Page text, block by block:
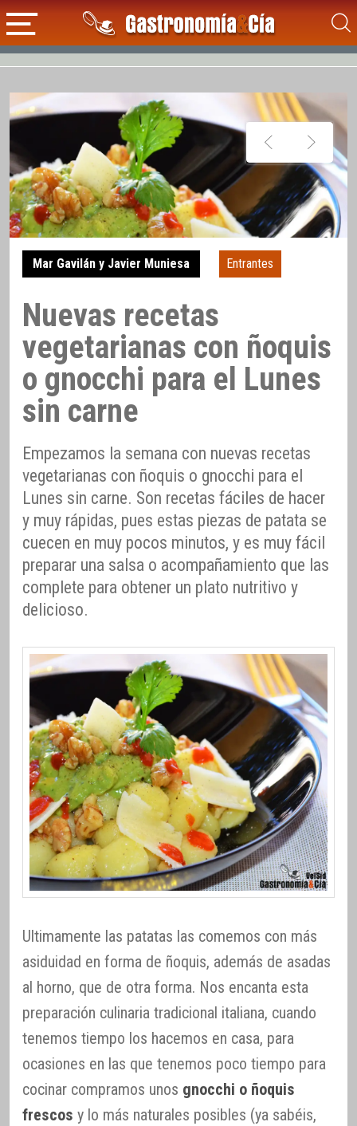
Mar Gavilán y Javier Muniesa Entrantes
Nuevas recetas
vegetarianas con ñoquis
o gnocchi para el Lunes
sin carne
Empezamos la semana con nuevas recetas
vegetarianas con ñoquis o gnocchi para el
Lunes sin carne. Son recetas fáciles de hacer
y muy rápidas, pues estas piezas de patata se
cuecen en muy pocos minutos, y es muy fácil
preparar una salsa o acompañamiento que las
complete para obtener un plato nutritivo y
delicioso.
Ultimamente las patatas las comemos con más
asiduidad en forma de ñoquis, además de asadas
al horno, que de otra forma. Nos encanta esta
preparación culinaria tradicional italiana, cuando
tenemos tiempo los hacemos en casa, para
ocasiones en las que tenemos poco tiempo para
cocinar compramos unos gnocchi o ñoquis
frescos y lo más naturales posibles (ya sabéis,